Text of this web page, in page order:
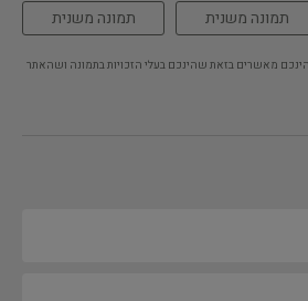
תמונה משנית תמונה משנית
מאשרים בזאת שהינכם בעלי הזכויות בתמונה ושהאתר